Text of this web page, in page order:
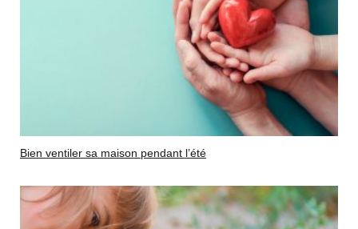
Bien ventiler sa maison pendant l’été